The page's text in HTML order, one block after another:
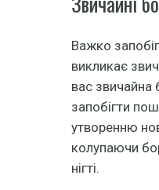
Важко
викликає
вас
запобігти
утворенню
колупаючи
нігті.